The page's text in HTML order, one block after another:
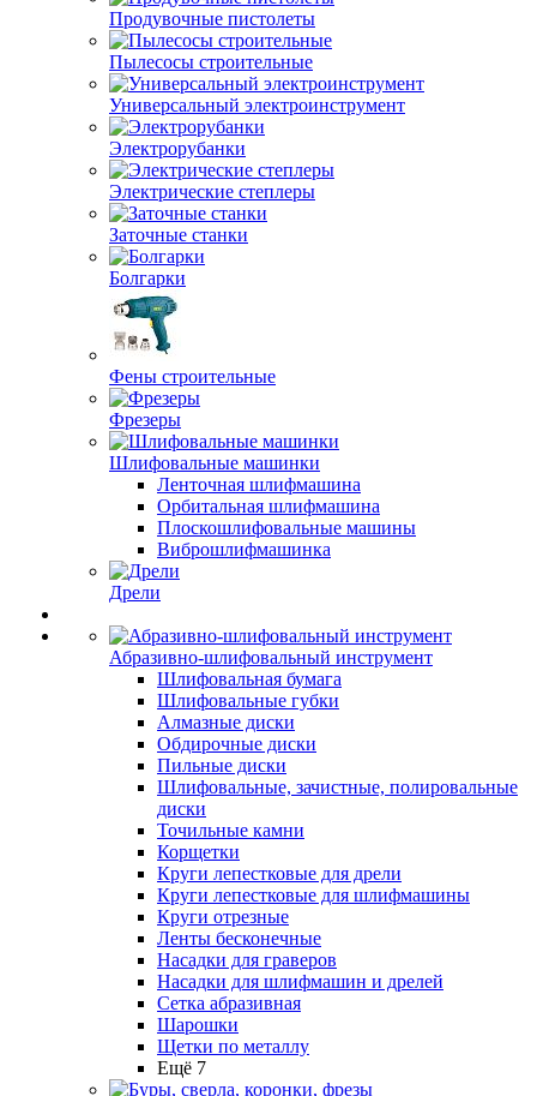
Продувочные пистолеты
Пылесосы строительные
Универсальный электроинструмент
Электрорубанки
Электрические степлеры
Заточные станки
Болгарки
Фены строительные
Фрезеры
Шлифовальные машинки
Ленточная шлифмашина
Орбитальная шлифмашина
Плоскошлифовальные машины
Виброшлифмашинка
Дрели
Абразивно-шлифовальный инструмент
Шлифовальная бумага
Шлифовальные губки
Алмазные диски
Обдирочные диски
Пильные диски
Шлифовальные, зачистные, полировальные
диски
Точильные камни
Корщетки
Круги лепестковые для дрели
Круги лепестковые для шлифмашины
Круги отрезные
Ленты бесконечные
Насадки для граверов
Насадки для шлифмашин и дрелей
Сетка абразивная
Шарошки
Щетки по металлу
Ещё 7